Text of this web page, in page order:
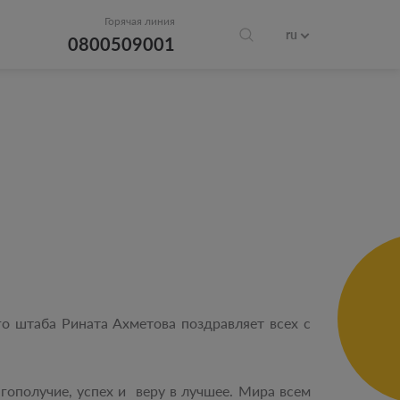
Горячая линия
0800509001 ru
штаба Рината Ахметова поздравляет всех с
успех и веру в лучшее. Мира всем